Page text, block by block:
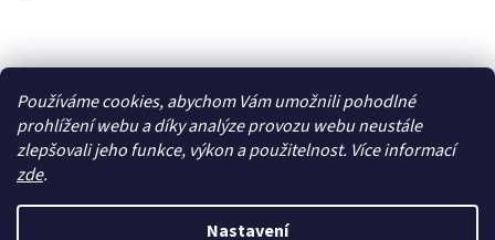
Používáme cookies, abychom Vám umožnili pohodlné
prohlížení webu a díky analýze provozu webu neustále
zlepšovali jeho funkce, výkon a použitelnost. Více informací
zde.
Nastavení